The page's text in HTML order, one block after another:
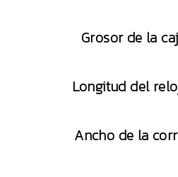
Grosor de la
Longitud del
Ancho de la